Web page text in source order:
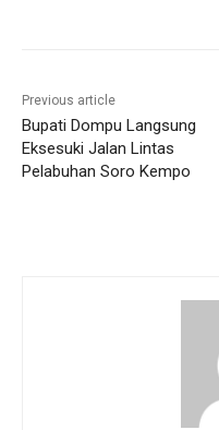
Previous article
Bupati Dompu Langsung
Eksesuki Jalan Lintas
Pelabuhan Soro Kempo